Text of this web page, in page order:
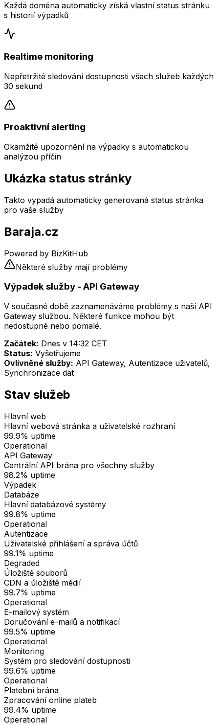
Každá doména automaticky získá vlastní status stránku
s historií výpadků
Realtime monitoring
Nepřetržité sledování dostupnosti všech služeb každých
30 sekund
Proaktivní alerting
Okamžité upozornění na výpadky s automatickou
analýzou příčin
Ukázka status stránky
Takto vypadá automaticky generovaná status stránka
pro vaše služby
Baraja.cz
Powered by BizKitHub
Některé služby mají problémy
Výpadek služby - API Gateway
V současné době zaznamenáváme problémy s naší API
Gateway službou. Některé funkce mohou být
nedostupné nebo pomalé.
Začátek: Dnes v 14:32 CET
Status: Vyšetřujeme
Ovlivněné služby: API Gateway, Autentizace uživatelů,
Synchronizace dat
Stav služeb
Hlavní web
Hlavní webová stránka a uživatelské rozhraní
99.9% uptime
Operational
API Gateway
Centrální API brána pro všechny služby
98.2% uptime
Výpadek
Databáze
Hlavní databázové systémy
99.8% uptime
Operational
Autentizace
Uživatelské přihlášení a správa účtů
99.1% uptime
Degraded
Úložiště souborů
CDN a úložiště médií
99.7% uptime
Operational
E-mailový systém
Doručování e-mailů a notifikací
99.5% uptime
Operational
Monitoring
Systém pro sledování dostupnosti
99.6% uptime
Operational
Platební brána
Zpracování online plateb
99.4% uptime
Operational